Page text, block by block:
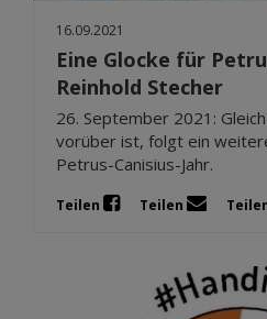
16.09.2021
Eine Glocke für
Reinhold Stecher
26. September 2021: Gleich
vorüber ist, folgt ein
Petrus-Canisius-Jahr.
Teilen Teilen